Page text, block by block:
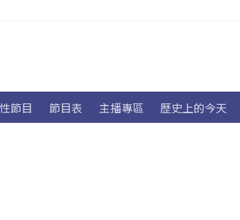
節目 節目表 主播專區 歷史上的今天